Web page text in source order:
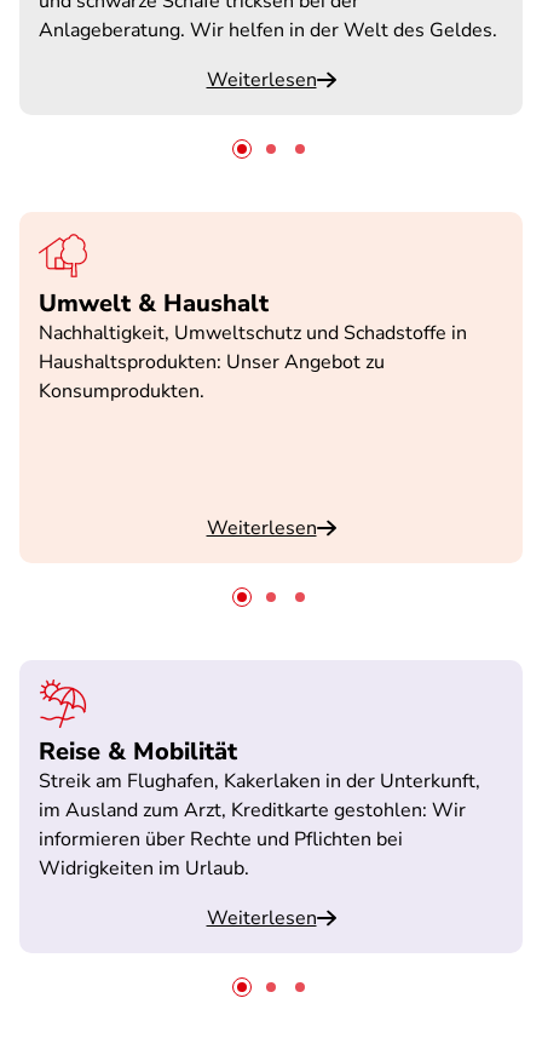
Anlageberatung. Wir helfen in der Welt des Geldes.
Weiterlesen
Umwelt & Haushalt
Nachhaltigkeit, Umweltschutz und Schadstoffe in
Haushaltsprodukten: Unser Angebot zu
Konsumprodukten.
Weiterlesen
Reise & Mobilität
Streik am Flughafen, Kakerlaken in der Unterkunft,
im Ausland zum Arzt, Kreditkarte gestohlen: Wir
informieren über Rechte und Pflichten bei
Widrigkeiten im Urlaub.
Weiterlesen